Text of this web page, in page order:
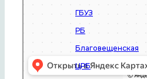
ГБУЗ
РБ
Благовещенская
ЦРБ